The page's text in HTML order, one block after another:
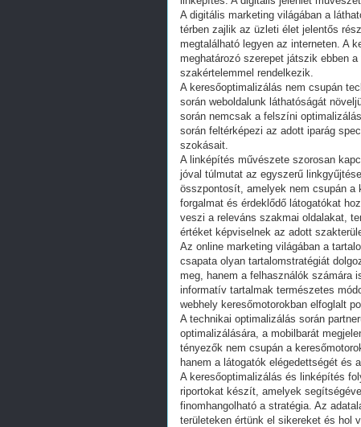
A digitális marketing világában a
térben zajlik az üzleti élet jelentős
megtalálható legyen az interneten. A
meghatározó szerepet játszik ebben
szakértelemmel rendelkezik.
A keresőoptimalizálás nem csupán
során weboldalunk láthatóságát
során nemcsak a felszíni
során feltérképezi az adott iparág
szokásait.
A linképítés művészete szorosan
jóval túlmutat az egyszerű
összpontosít, amelyek nem csupán a
forgalmat és érdeklődő látogatókat
veszi a releváns szakmai oldalakat,
értéket képviselnek az adott
Az online marketing világában a
csapata olyan tartalomstratégiát
meg, hanem a felhasználók számára
informatív tartalmak természetes
webhely keresőmotorokban elfoglalt
A technikai optimalizálás során
optimalizálására, a mobilbarát
tényezők nem csupán a
hanem a látogatók elégedettségét és
A keresőoptimalizálás és linképítés
riportokat készít, amelyek
finomhangolható a stratégia. Az
területeken értünk el sikereket és hol